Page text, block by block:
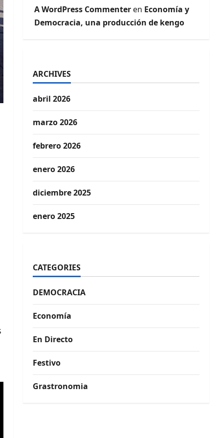
A WordPress Commenteren Economía y
Democracia, una producción de kengo
ARCHIVES
abril 2026
marzo 2026
febrero 2026
enero 2026
diciembre 2025
enero 2025
CATEGORIES
DEMOCRACIA
Economía
En Directo
Festivo
Grastronomia